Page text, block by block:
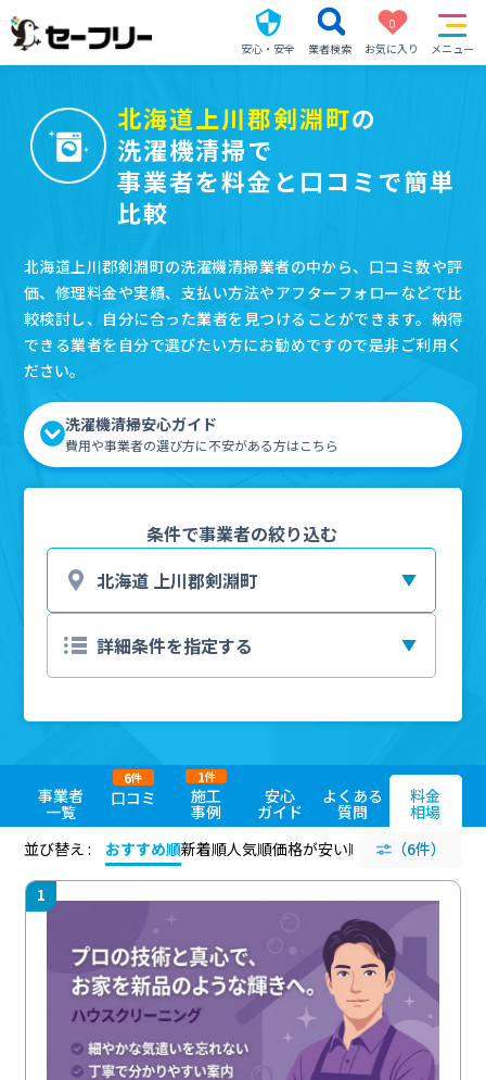
安心・安全 業者検索
0
お気に入り
メニュー
北海道上川郡剣淵町の
洗濯機清掃で
事業者を料金と口コミで簡単
比較
北海道上川郡剣淵町の洗濯機清掃業者の中から、口コミ数や評
価、修理料金や実績、支払い方法やアフターフォローなどで比
較検討し、自分に合った業者を見つけることができます。納得
できる業者を自分で選びたい方にお勧めですので是非ご利用く
ださい。
洗濯機清掃安心ガイド
費用や事業者の選び方に不安がある方はこちら
条件で事業者の絞り込む
事業者
一覧
口コミ
6件
施工
事例
1件
安心
ガイド
よくある
質問
料金
相場
並び替え :
おすすめ順新着順人気順価格が安い順 評価が高い順
（6件）
1